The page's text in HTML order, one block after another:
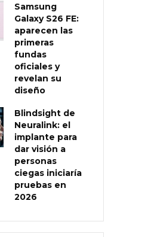
Samsung
Galaxy S26 FE:
aparecen las
primeras
fundas
oficiales y
revelan su
diseño
Blindsight de
Neuralink: el
implante para
dar visión a
personas
ciegas iniciaría
pruebas en
2026